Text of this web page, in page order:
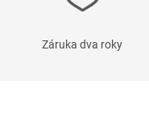
Záruka dva roky